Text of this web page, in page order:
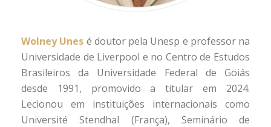
Wolney Unes é doutor pela Unesp e professor na
Universidade de Liverpool e no Centro de Estudos
Brasileiros da Universidade Federal de Goiás
desde 1991, promovido a titular em 2024.
Lecionou em instituições internacionais como
Université Stendhal (França), Seminário de